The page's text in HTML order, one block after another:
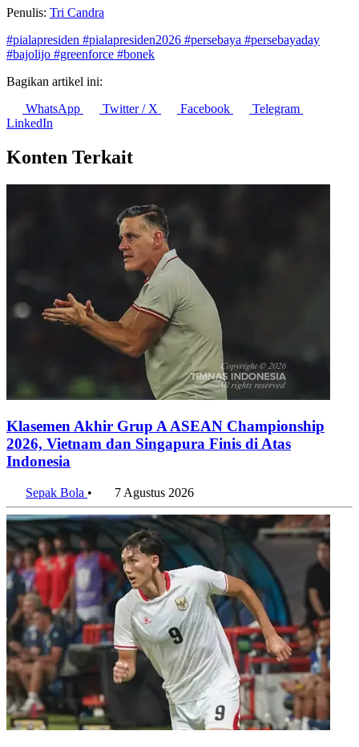
Penulis: Tri Candra
#pialapresiden #pialapresiden2026 #persebaya #persebayaday
#bajolijo #greenforce #bonek
Bagikan artikel ini:
WhatsApp
Twitter / X Facebook
Telegram
LinkedIn
Konten Terkait
Klasemen Akhir Grup A ASEAN Championship
2026, Vietnam dan Singapura Finis di Atas
Indonesia
Sepak Bola • 7 Agustus 2026